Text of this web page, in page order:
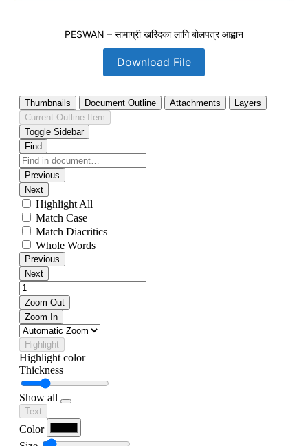
PESWAN – सामाग्री खरिदका लागि बोलपत्र आह्वान
Download File